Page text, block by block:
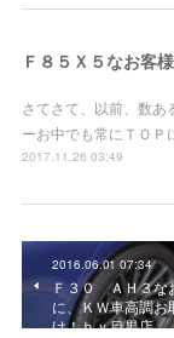
さてさて、以前、数あ
ーお中でも常にＴＯＰ
2017.11.26 03:49
2016.06.01 07:34
Ｆ３０ ＡＨ３な
に、ＫＷ車高調お
け！ｂｙ目黒店